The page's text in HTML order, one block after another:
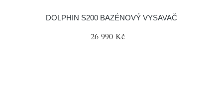
DOLPHIN S200 BAZÉNOVÝ VYSAVAČ
26 990 Kč